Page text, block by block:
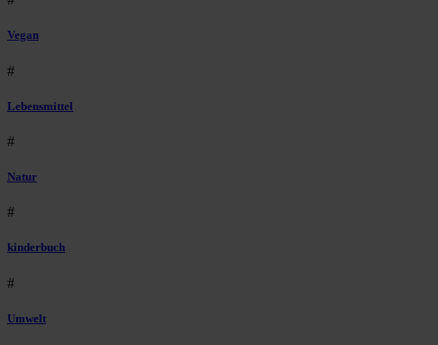
Vegan
#
Lebensmittel
#
Natur
#
kinderbuch
#
Umwelt